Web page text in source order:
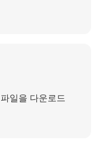
일을 다운로드